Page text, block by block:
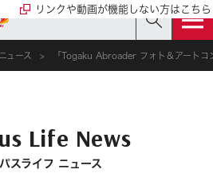
ュース 「Togaku Abroader フォト＆アート
Life News
スライフ ニュース
リンクや動画が機能しない方はこちら